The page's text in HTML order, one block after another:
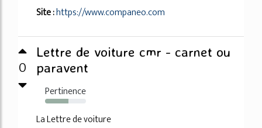
Site :https://www.companeo.com
0
Lettre de voiture cmr - carnet ou
paravent
Pertinence
57%
La Lettre de voiture